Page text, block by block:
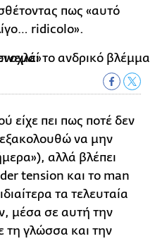
πως «αυτό
ridicolo».
είχε πει πως ποτέ δεν
εξακολουθώ να μην
αλλά βλέπει
tension και το man
τα τελευταία
μέσα σε αυτή την
τη γλώσσα και την